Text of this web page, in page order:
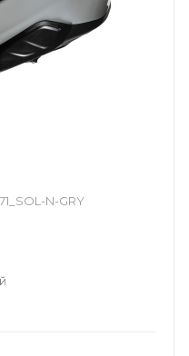
N-GRY